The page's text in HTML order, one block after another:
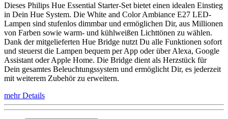
Dieses Philips Hue Essential Starter-Set bietet einen idealen Einstieg
in Dein Hue System. Die White and Color Ambiance E27 LED-
Lampen sind stufenlos dimmbar und ermöglichen Dir, aus Millionen
von Farben sowie warm- und kühlweißen Lichttönen zu wählen.
Dank der mitgelieferten Hue Bridge nutzt Du alle Funktionen sofort
und steuerst die Lampen bequem per App oder über Alexa, Google
Assistant oder Apple Home. Die Bridge dient als Herzstück für
Dein gesamtes Beleuchtungssystem und ermöglicht Dir, es jederzeit
mit weiterem Zubehör zu erweitern.
mehr Details